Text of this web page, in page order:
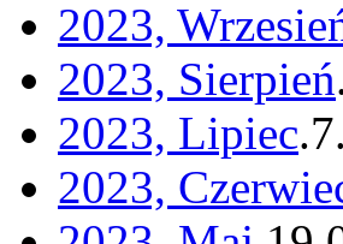
2023,
2023, Sierpień
2023, Lipiec.7.
2023,